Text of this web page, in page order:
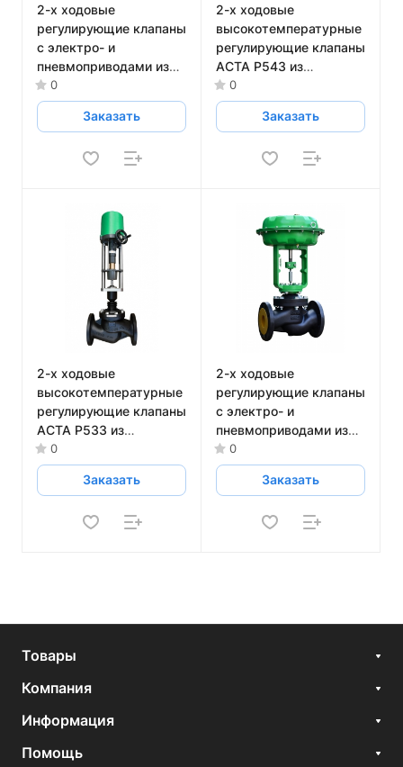
2-х ходовые
регулирующие клапаны
с электро- и
пневмоприводами из
нержавеющей стали
АСТА Р11
0
Заказать
2-х ходовые
высокотемпературные
регулирующие клапаны
АСТА Р543 из
нержавеющей стали
0
Заказать
2-х ходовые
высокотемпературные
регулирующие клапаны
АСТА Р533 из
углеродистой стали
0
Заказать
2-х ходовые
регулирующие клапаны
с электро- и
пневмоприводами из
углеродистой стали
АСТА Р11
0
Заказать
Товары
Компания
Информация
Помощь